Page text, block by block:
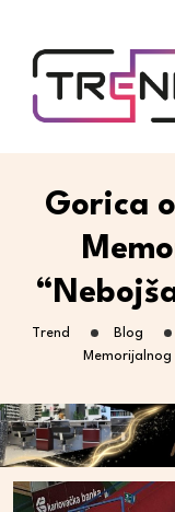
Gorica
Trend Blog